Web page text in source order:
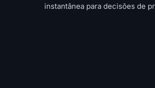
instantânea para decisões de